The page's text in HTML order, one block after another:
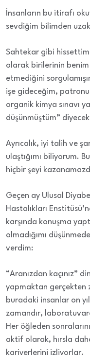
İnsanların bu itirafı
sevdiğim bilimden
Sahtekar gibi
olarak birilerinin
etmediğini
işe gideceğim,
organik kimya sınavı
düşünmüştüm”
Ayrıcalık, iyi talih ve
ulaştığımı biliyorum.
hiçbir şeyi
Geçen ay Ulusal
Hastalıkları
karşında konuşma
olmadığımı
verdim:
“Aranızdan kaçınız”
yapmaktan gerçekten
buradaki insanlar on
zamandır,
Her öğleden
aktif olarak, hırsla
kariyerlerini izliyorlar.